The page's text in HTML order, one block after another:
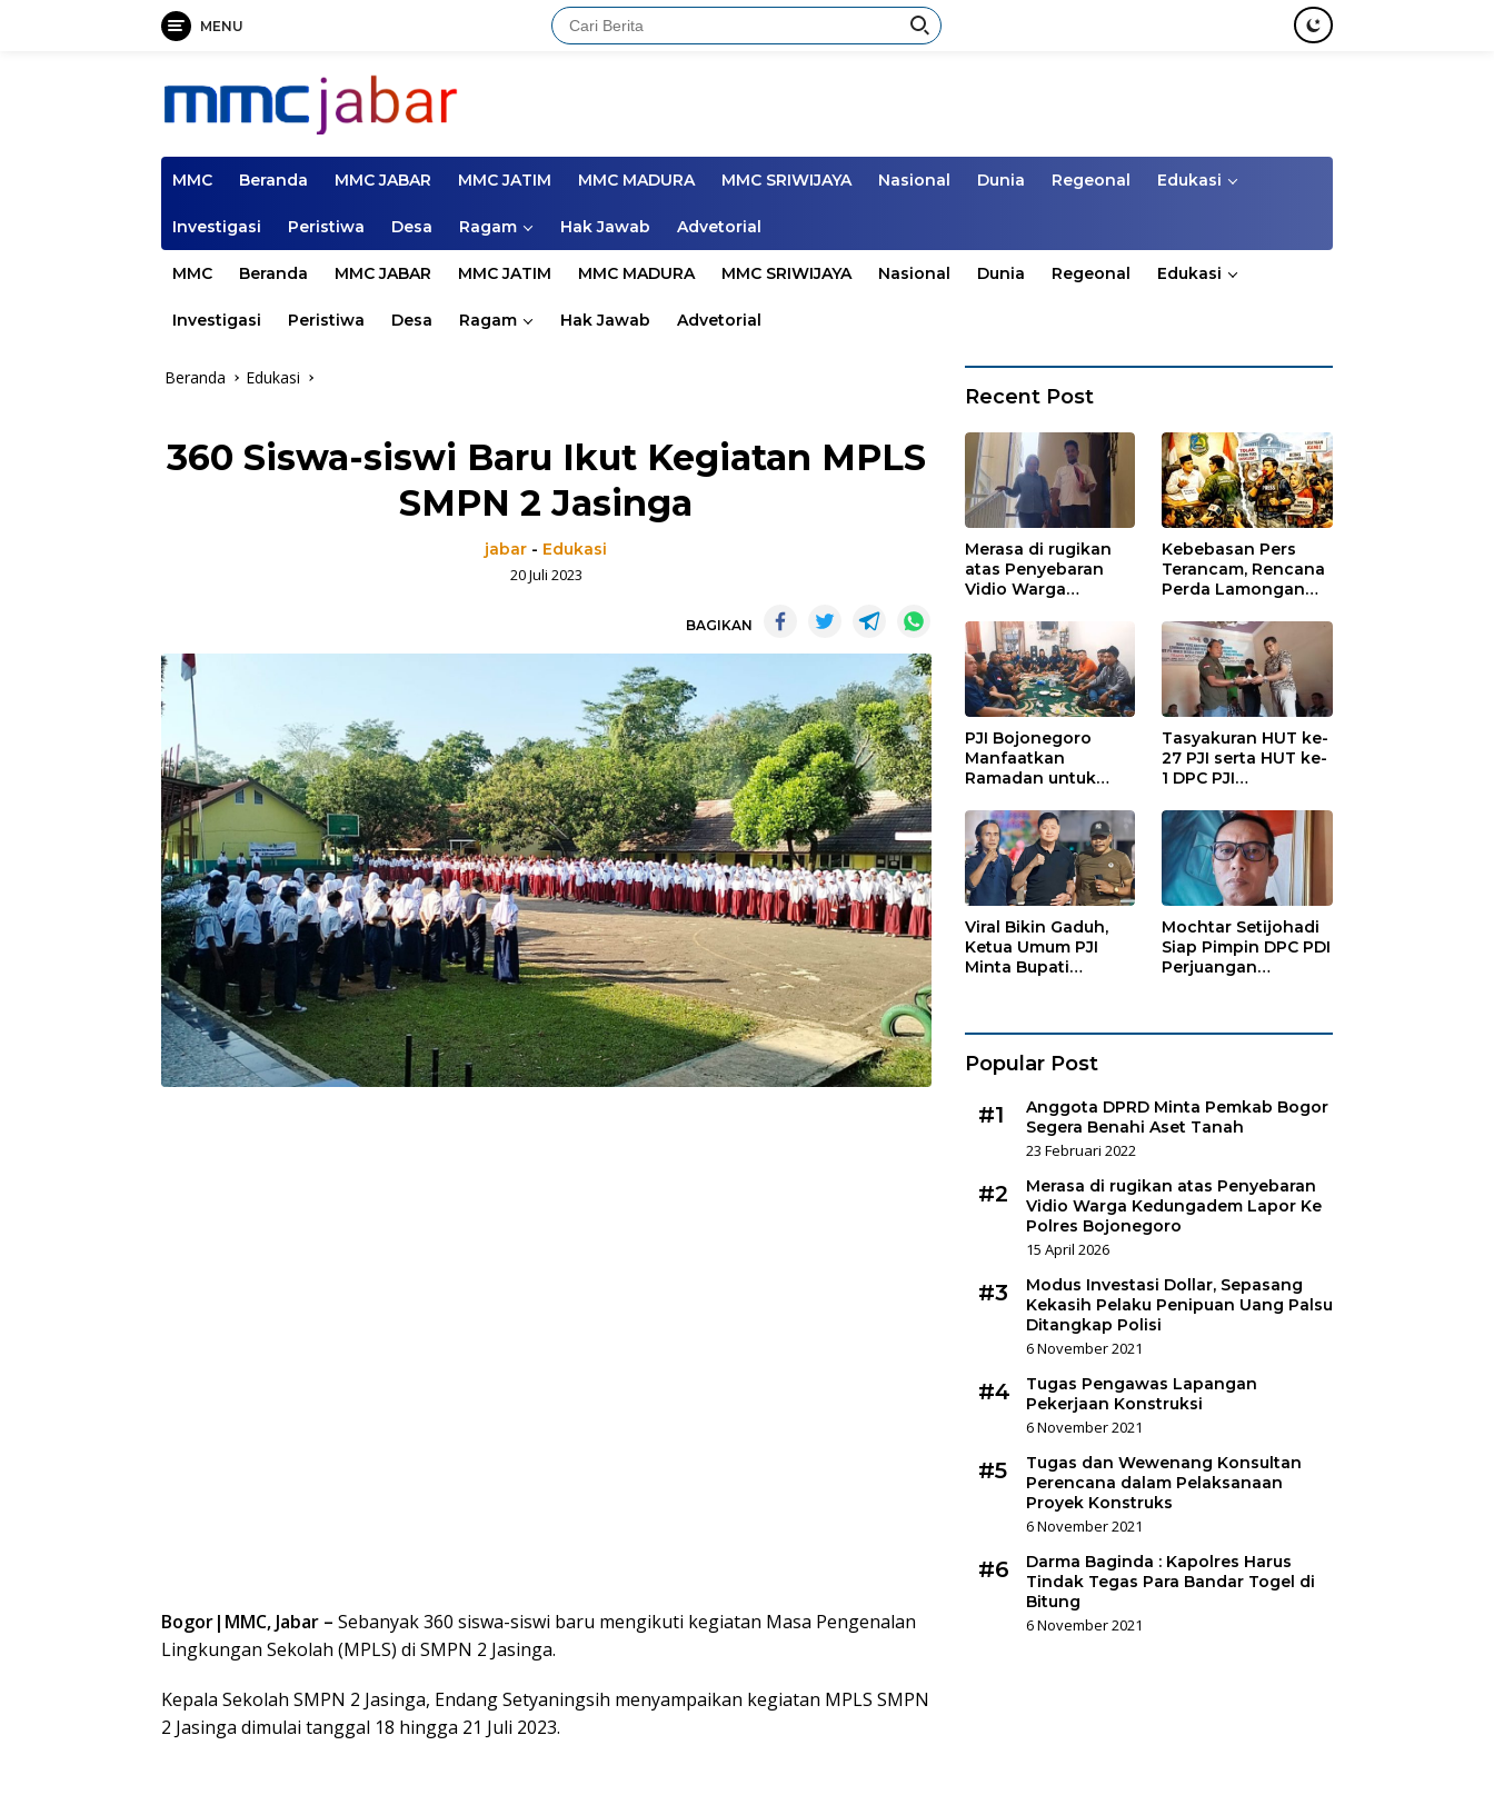
MENU
MMC Beranda MMC JABAR MMC JATIM MMC MADURA MMC SRIWIJAYA Nasional Dunia Regeonal Edukasi
Investigasi Peristiwa Desa Ragam Hak Jawab Advetorial
MMC Beranda MMC JABAR MMC JATIM MMC MADURA MMC SRIWIJAYA Nasional Dunia Regeonal Edukasi
Investigasi Peristiwa Desa Ragam Hak Jawab Advetorial
Beranda Edukasi
360 Siswa-siswi Baru Ikut Kegiatan MPLS
SMPN 2 Jasinga
jabar - Edukasi
20 Juli 2023
BAGIKAN
Bogor|MMC, Jabar – Sebanyak 360 siswa-siswi baru mengikuti kegiatan Masa Pengenalan
Lingkungan Sekolah (MPLS) di SMPN 2 Jasinga.
Kepala Sekolah SMPN 2 Jasinga, Endang Setyaningsih menyampaikan kegiatan MPLS SMPN
2 Jasinga dimulai tanggal 18 hingga 21 Juli 2023.
Recent Post
Merasa di rugikan
atas Penyebaran
Vidio Warga
Ke Polres
Bojonegoro
Kebebasan Pers
Terancam, Rencana
Perda Lamongan
PJI Bojonegoro
Manfaatkan
Ramadan untuk
Organisasi dan
Kebersamaan
Tasyakuran HUT ke-
27 PJI serta HUT ke-
1 DPC PJI
Hadiri Puluhan
Wartawan
Viral Bikin Gaduh,
Ketua Umum PJI
Minta Bupati
Mochtar Setijohadi
Siap Pimpin DPC PDI
Perjuangan
Popular Post
#1
Anggota DPRD Minta Pemkab Bogor
Segera Benahi Aset Tanah
23 Februari 2022
#2
Merasa di rugikan atas Penyebaran
Vidio Warga Kedungadem Lapor Ke
Polres Bojonegoro
15 April 2026
#3
Modus Investasi Dollar, Sepasang
Kekasih Pelaku Penipuan Uang Palsu
Ditangkap Polisi
6 November 2021
#4
Tugas Pengawas Lapangan
Pekerjaan Konstruksi
6 November 2021
#5
Tugas dan Wewenang Konsultan
Perencana dalam Pelaksanaan
Proyek Konstruks
6 November 2021
#6
Darma Baginda : Kapolres Harus
Tindak Tegas Para Bandar Togel di
Bitung
6 November 2021